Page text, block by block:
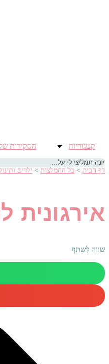
קטגוריות הסקירות
דף הבית > כל ההמלצות > ילדים
אירגונית
שווה לשתף